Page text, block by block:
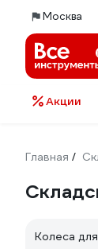
Москва
Акции
Главная /
Колеса